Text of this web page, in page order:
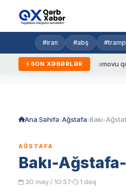
#iran #abş #tramp
SON XƏBƏRLƏR
Ceyhun Bayramovu qəbul edib
Ana Səhifə Ağstafa
AĞSTAFA
Bakı-
30 may / 10:57 1 dəq